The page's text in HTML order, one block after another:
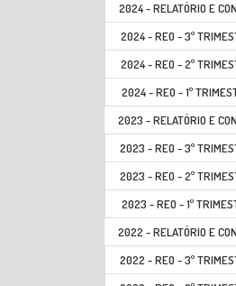
2024 - RELATÓRIO E
2024 - REO - 3º
2024 - REO - 2º
2024 - REO - 1º
2023 - RELATÓRIO E
2023 - REO - 3º
2023 - REO - 2º
2023 - REO - 1º
2022 - RELATÓRIO E
2022 - REO - 3º